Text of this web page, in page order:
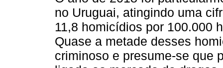
no Uruguai, atingindo uma
11,8 homicídios por 100.000
Quase a metade desses
criminoso e presume-se que